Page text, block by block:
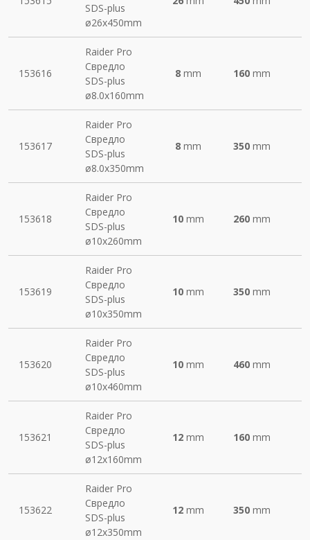
SDS-plus
ø26х450mm
153616
Raider Pro
Свредло
SDS-plus
ø8.0х160mm
8mm 160 mm
153617
Raider Pro
Свредло
SDS-plus
ø8.0х350mm
8mm 350 mm
153618
Raider Pro
Свредло
SDS-plus
ø10х260mm
10mm 260 mm
153619
Raider Pro
Свредло
SDS-plus
ø10х350mm
10mm 350 mm
153620
Raider Pro
Свредло
SDS-plus
ø10х460mm
10mm 460 mm
153621
Raider Pro
Свредло
SDS-plus
ø12х160mm
12mm 160 mm
153622
Raider Pro
Свредло
SDS-plus
ø12х350mm
12mm 350 mm